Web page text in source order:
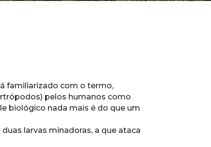
familiarizado com o termo,
pelos humanos como
biológico nada mais é do que um
larvas minadoras, a que ataca